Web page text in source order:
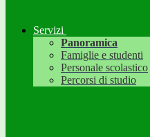
Servizi
Panoramica
Famiglie e studenti
Personale scolastico
Percorsi di studio